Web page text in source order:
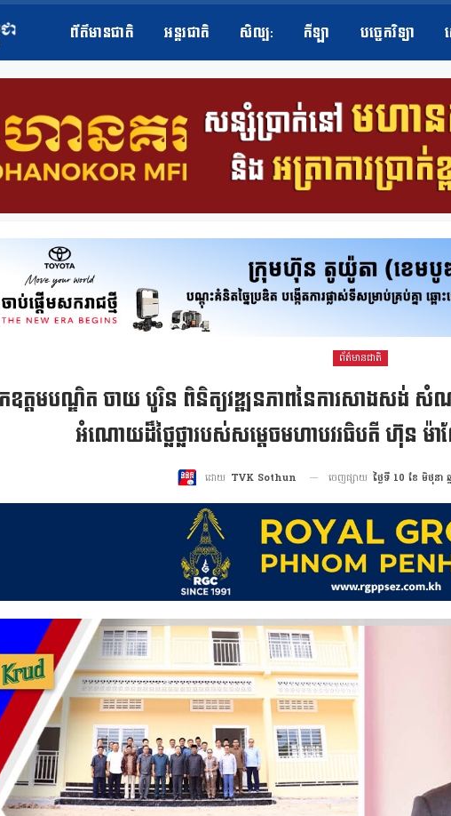
ព័ត៌មានជាតិ អន្តរជាតិ សិល្ប​: កីឡា បច្ចេកវិទ្យា
ព័ត៌មានជាតិ
ឧត្តមបណ្ឌិត ចាយ បូរិន ពិនិត្យវឌ្ឍនភាពនៃការសាងសង់
អំណោយដ៏ថ្លៃថ្លារបស់សម្តេចមហាបវរធិបតី ហ៊ុន
ដោយ TVK Sothun ចេញផ្សាយ ថ្ងៃទី 10 ខែ មិថុនា